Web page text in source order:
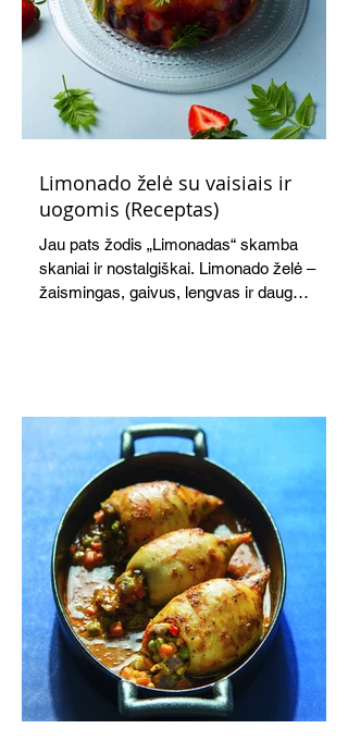
Limonado želė su vaisiais ir
uogomis (Receptas)
Jau pats žodis „Limonadas“ skamba
skaniai ir nostalgiškai. Limonado želė –
žaismingas, gaivus, lengvas ir daug